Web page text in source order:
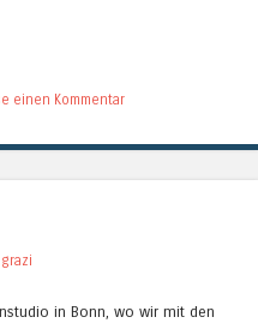
einen Kommentar
grazi
in Bonn, wo wir mit den